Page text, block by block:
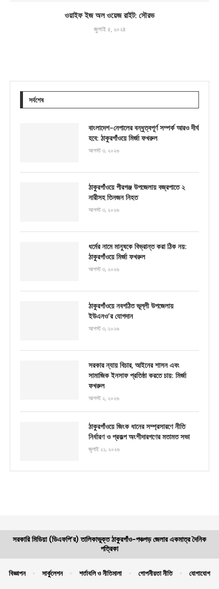
ওয়াইফ ইজ অল ওয়েজ রাইট: সৌরভ
জুলাই ৫, ২০২৪
সর্বশেষ
বাংলাদেশ-নেপালের বন্ধুত্বপূর্ণ সম্পর্ক আরও দীর্ঘ
হবে: ঠাকুরগাঁওয়ে মির্জা ফখরুল
আগস্ট ৩, ২০২৬
ঠাকুরগাঁওয়ে পীরগঞ্জ উপজেলায় বজ্রপাতে ২
নারীসহ তিনজন নিহত
আগস্ট ৩, ২০২৬
ধর্মের নামে মানুষকে বিভ্রান্ত করা ঠিক নয়:
ঠাকুরগাঁওয়ে মির্জা ফখরুল
আগস্ট ৩, ২০২৬
ঠাকুরগাঁওয়ে নবগঠিত ভূল্লী উপজেলায়
ইউএনও’র যোগদান
আগস্ট ৩, ২০২৬
সরকার ন্যায় বিচার, আইনের শাসন এবং
সামাজিক ইনসাফ প্রতিষ্ঠা করতে চায়: মির্জা
ফখরুল
আগস্ট ২, ২০২৬
ঠাকুরগাঁওয়ে জিংক ধানের সম্প্রসারণে নীতি
নির্ধারণ ও প্রকল্প অংশীদারগণের মতামত সভা
জুলাই ২১, ২০২৬
সরকারি মিডিয়া (ডিএফপি’র) তালিকাভুক্ত ঠাকুরগাঁও-পঞ্চগড় জেলার একমাত্র দৈনিক
পত্রিকা
বিজ্ঞাপন সার্কুলেশন শর্তাবলি ও নীতিমালা গোপনীয়তা নীতি যোগাযোগ